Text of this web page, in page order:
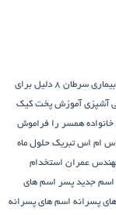
8 دلیل برای
آشپزی آموزش پخت کیک
خانواده همسر را فراموش
ام اس تبریک حلول ماه
عمران استخدام
اسم جدید پسر اسم های
پسرانه اسم های پسرانه